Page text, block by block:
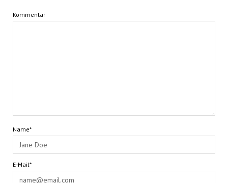
Kommentar
Name*
E-Mail*